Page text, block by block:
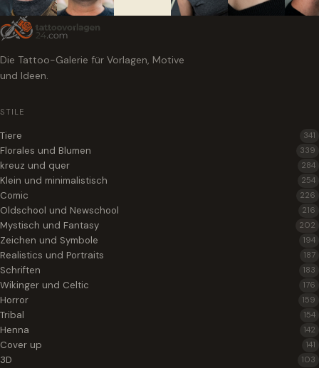
Die Tattoo-Galerie für Vorlagen, Motive
und Ideen.
STILE
Tiere 341
Florales und Blumen 339
kreuz und quer 284
Klein und minimalistisch 254
Comic 226
Oldschool und Newschool 216
Mystisch und Fantasy 202
Zeichen und Symbole 194
Realistics und Portraits 187
Schriften 183
Wikinger und Celtic 176
Horror 159
Tribal 154
Henna 142
Cover up 141
3D 103